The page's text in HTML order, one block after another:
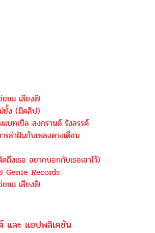
ชม เสียงดี!
ยั้ง (มีคลิป)
แบทเบิล สงกรานต์ รังสรรค์
รล่าฝันกับเพลงดวงเดือน
งเธอ อยากบอกกับเธอเอาไว้)
Genie Records
ชม เสียงดี!
และ แอปพลิเคชัน